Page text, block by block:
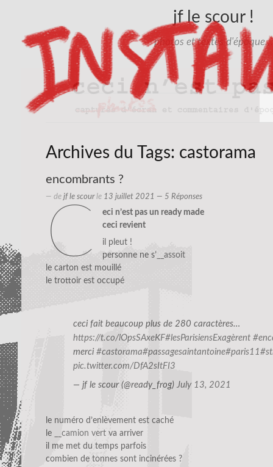
jf le scour !
photos et textes d'époque…
Archives du Tags: castorama
encombrants ?
— de jf le scourle 13 juillet 2021 — 5 Réponses
c
eci n’est pas un ready made
ceci revient
il pleut !
personne ne s’__assoit
le carton est mouillé
le trottoir est occupé
ceci fait beaucoup plus de 280 caractères…
https://t.co/lOpsSAxeKF#lesParisiensExagèrent
merci #castorama#passagesaintantoine#paris11
pic.twitter.com/DfA2sItFI3
— jf le scour (@ready_frog) July 13, 2021
le numéro d’enlèvement est caché
le
__camion vert va arriver
il me met du temps parfois
combien de tonnes sont incinérées ?